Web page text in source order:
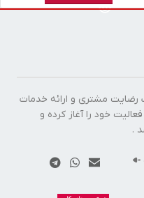
رضایت مشتری و ارائه خدمات
خود را آغاز کرده و
.